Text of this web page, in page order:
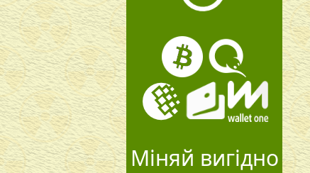
Міняй вигідно